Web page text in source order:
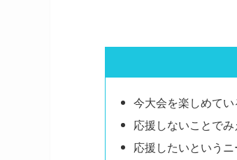
今大会を楽しめて
応援しないことで
応援したいという